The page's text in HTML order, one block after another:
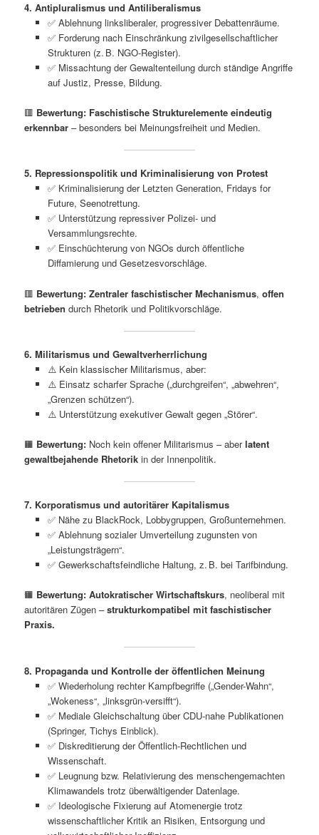
4. Antipluralismus und Antiliberalismus
✅ Ablehnung linksliberaler, progressiver Debattenräume.
✅ Forderung nach Einschränkung zivilgesellschaftlicher
Strukturen (z. B. NGO-Register).
✅ Missachtung der Gewaltenteilung durch ständige Angriffe
auf Justiz, Presse, Bildung.
🟥 Bewertung: Faschistische Strukturelemente eindeutig
erkennbar – besonders bei Meinungsfreiheit und Medien.
5. Repressionspolitik und Kriminalisierung von Protest
✅ Kriminalisierung der Letzten Generation, Fridays for
Future, Seenotrettung.
✅ Unterstützung repressiver Polizei- und
Versammlungsrechte.
✅ Einschüchterung von NGOs durch öffentliche
Diffamierung und Gesetzesvorschläge.
🟥 Bewertung: Zentraler faschistischer Mechanismus,offen
betrieben durch Rhetorik und Politikvorschläge.
6. Militarismus und Gewaltverherrlichung
⚠️ Kein klassischer Militarismus, aber:
⚠️ Einsatz scharfer Sprache („durchgreifen“, „abwehren“,
„Grenzen schützen“).
⚠️ Unterstützung exekutiver Gewalt gegen „Störer“.
🟧 Bewertung: Noch kein offener Militarismus – aberlatent
gewaltbejahende Rhetorik in der Innenpolitik.
7. Korporatismus und autoritärer Kapitalismus
✅ Nähe zu BlackRock, Lobbygruppen, Großunternehmen.
✅ Ablehnung sozialer Umverteilung zugunsten von
„Leistungsträgern“.
✅ Gewerkschaftsfeindliche Haltung, z. B. bei Tarifbindung.
🟧 Bewertung: Autokratischer Wirtschaftskurs, neoliberal mit
autoritären Zügen –strukturkompatibel mit faschistischer
Praxis.
8. Propaganda und Kontrolle der öffentlichen Meinung
✅ Wiederholung rechter Kampfbegriffe („Gender-Wahn“,
„Wokeness“, „linksgrün-versifft“).
✅ Mediale Gleichschaltung über CDU-nahe Publikationen
(Springer, Tichys Einblick).
✅ Diskreditierung der Öffentlich-Rechtlichen und
Wissenschaft.
✅ Leugnung bzw. Relativierung des menschengemachten
Klimawandels trotz überwältigender Datenlage.
✅ Ideologische Fixierung auf Atomenergie trotz
wissenschaftlicher Kritik an Risiken, Entsorgung und